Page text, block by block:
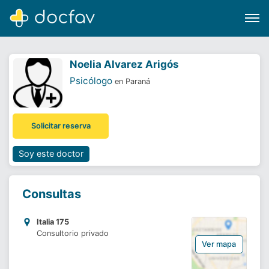
Software para clínicas
¿Eres un doctor?
Noelia Alvarez Arigós
Psicólogo en Paraná
Solicitar reserva
Soy este doctor
Consultas
Italia 175
Consultorio privado
Ver mapa